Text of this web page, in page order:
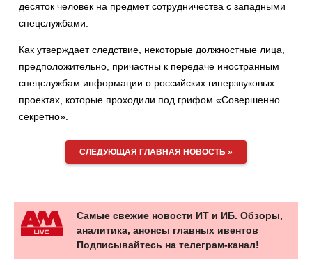
десяток человек на предмет сотрудничества с западными
спецслужбами.
Как утверждает следствие, некоторые должностные лица,
предположительно, причастны к передаче иностранным
спецслужбам информации о российских гиперзвуковых
проектах, которые проходили под грифом «Совершенно
секретно».
СЛЕДУЮЩАЯ ГЛАВНАЯ НОВОСТЬ »
Самые свежие новости ИТ и ИБ. Обзоры,
аналитика, анонсы главных ивентов
Подписывайтесь на телеграм-канал!